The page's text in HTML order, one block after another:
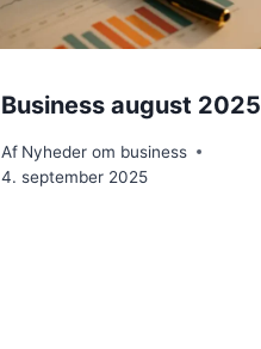
Business august 2025
Af Nyheder om business
4. september 2025